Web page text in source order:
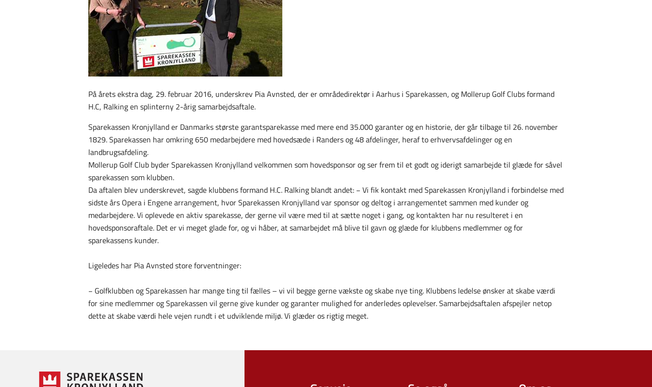
På årets ekstra dag, 29. februar 2016, underskrev Pia Avnsted, der er områdedirektør i Aarhus i Sparekassen, og Mollerup Golf Clubs formand
H.C, Ralking en splinterny 2-årig samarbejdsaftale.
Sparekassen Kronjylland er Danmarks største garantsparekasse med mere end 35.000 garanter og en historie, der går tilbage til 26. november
1829. Sparekassen har omkring 650 medarbejdere med hovedsæde i Randers og 48 afdelinger, heraf to erhvervsafdelinger og en
landbrugsafdeling.
Mollerup Golf Club byder Sparekassen Kronjylland velkommen som hovedsponsor og ser frem til et godt og iderigt samarbejde til glæde for såvel
sparekassen som klubben.
Da aftalen blev underskrevet, sagde klubbens formand H.C. Ralking blandt andet: − Vi fik kontakt med Sparekassen Kronjylland i forbindelse med
sidste års Opera i Engene arrangement, hvor Sparekassen Kronjylland var sponsor og deltog i arrangementet sammen med kunder og
medarbejdere. Vi oplevede en aktiv sparekasse, der gerne vil være med til at sætte noget i gang, og kontakten har nu resulteret i en
hovedsponsoraftale. Det er vi meget glade for, og vi håber, at samarbejdet må blive til gavn og glæde for klubbens medlemmer og for
sparekassens kunder.
Ligeledes har Pia Avnsted store forventninger:
− Golfklubben og Sparekassen har mange ting til fælles – vi vil begge gerne vækste og skabe nye ting. Klubbens ledelse ønsker at skabe værdi
for sine medlemmer og Sparekassen vil gerne give kunder og garanter mulighed for anderledes oplevelser. Samarbejdsaftalen afspejler netop
dette at skabe værdi hele vejen rundt i et udviklende miljø. Vi glæder os rigtig meget.